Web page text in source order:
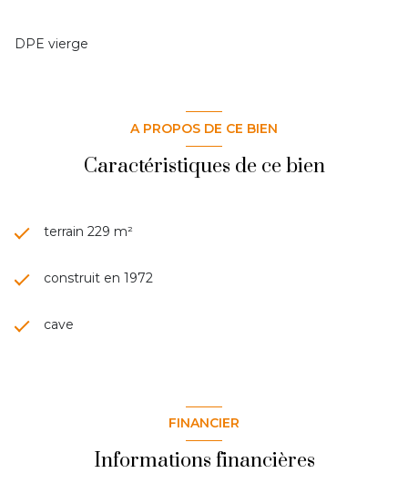
DPE vierge
A PROPOS DE CE BIEN
Caractéristiques de ce bien
terrain 229 m²
construit en 1972
cave
FINANCIER
Informations financières